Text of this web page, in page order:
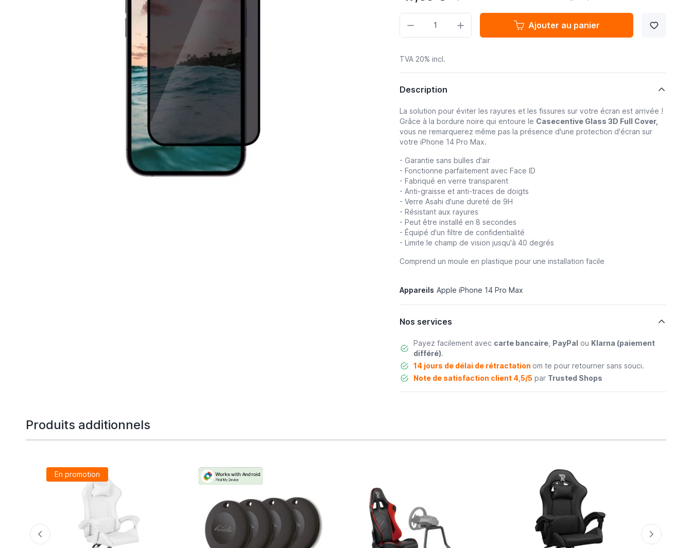
Ajouter au panier
TVA 20% incl.
Description
La solution pour éviter les rayures et les fissures sur votre écran est arrivée !
Grâce à la bordure noire qui entoure le Casecentive Glass 3D Full Cover,
vous ne remarquerez même pas la présence d'une protection d'écran sur
votre iPhone 14 Pro Max.
- Garantie sans bulles d'air
- Fonctionne parfaitement avec Face ID
- Fabriqué en verre transparent
- Anti-graisse et anti-traces de doigts
- Verre Asahi d'une dureté de 9H
- Résistant aux rayures
- Peut être installé en 8 secondes
- Équipé d'un filtre de confidentialité
- Limite le champ de vision jusqu'à 40 degrés
Comprend un moule en plastique pour une installation facile
Appareils Apple iPhone 14 Pro Max
Nos services
Payez facilement avec carte bancaire, PayPal ou Klarna (paiement
différé).
14 jours de délai de rétractation om te pour retourner sans souci.
Note de satisfaction client 4,5/5par Trusted Shops
Produits additionnels
En promotion